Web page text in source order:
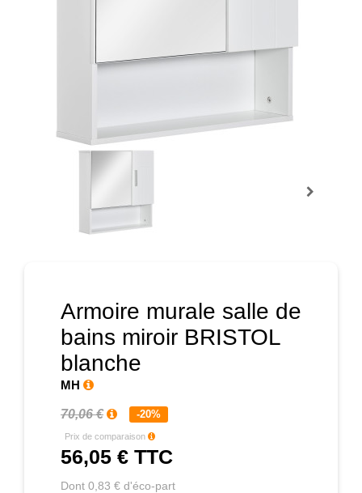
Armoire murale salle de
bains miroir BRISTOL
blanche
MH
70,06 € -20%
Prix de comparaison
56,05 € TTC
Dont 0,83 € d'éco-part